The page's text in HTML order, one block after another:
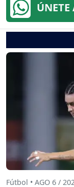
Fútbol • AGO 6 /